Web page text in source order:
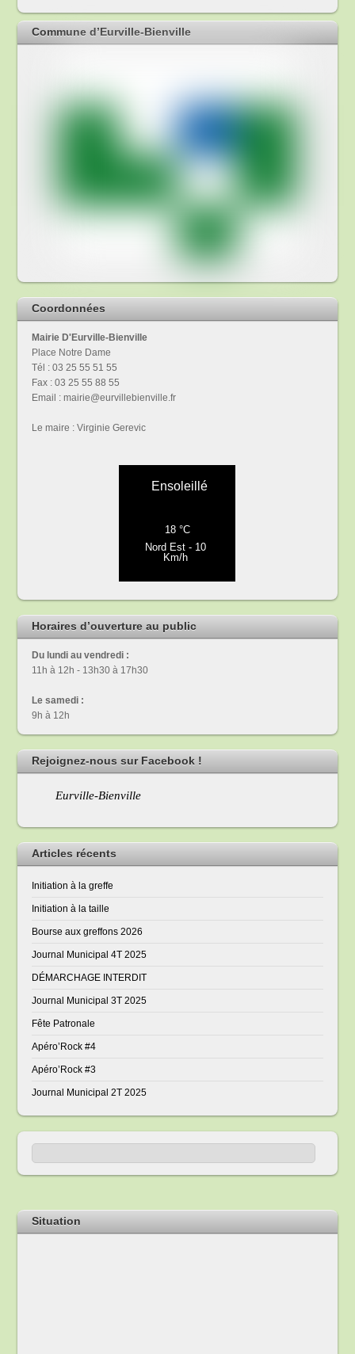
Commune d’Eurville-Bienville
Coordonnées
Mairie D'Eurville-Bienville
Place Notre Dame
Tél : 03 25 55 51 55
Fax : 03 25 55 88 55
Email : mairie@eurvillebienville.fr
Le maire : Virginie Gerevic
Horaires d’ouverture au public
Du lundi au vendredi :
11h à 12h - 13h30 à 17h30
Le samedi :
9h à 12h
Rejoignez-nous sur Facebook !
Eurville-Bienville
Articles récents
Initiation à la greffe
Initiation à la taille
Bourse aux greffons 2026
Journal Municipal 4T 2025
DÉMARCHAGE INTERDIT
Journal Municipal 3T 2025
Fête Patronale
Apéro’Rock #4
Apéro’Rock #3
Journal Municipal 2T 2025
Situation